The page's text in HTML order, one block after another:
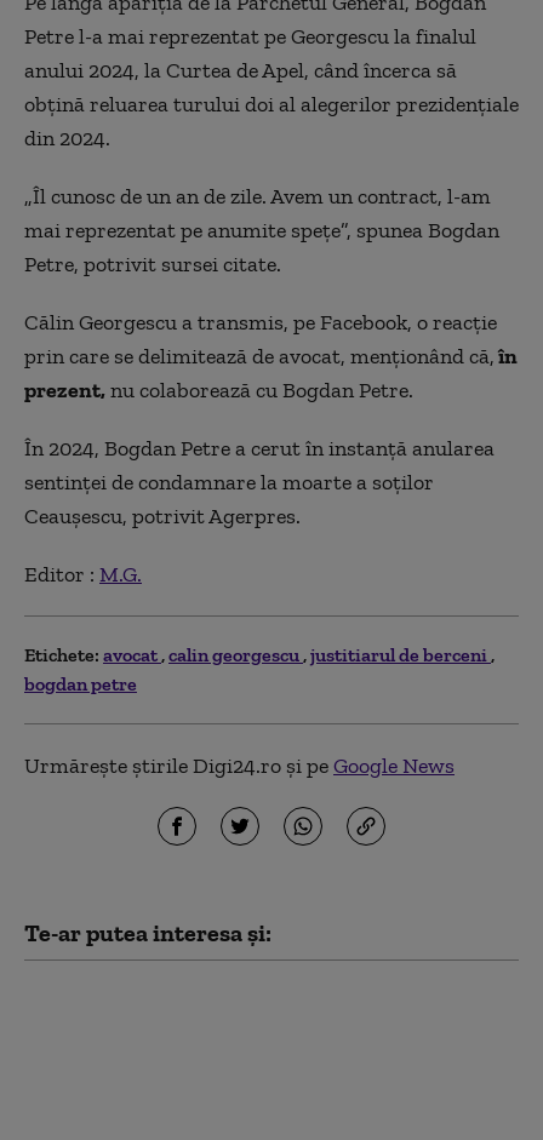
Petre l-a mai reprezentat pe Georgescu la finalul
anului 2024, la Curtea de Apel, când încerca să
obțină reluarea turului doi al alegerilor prezidențiale
din 2024.
„Îl cunosc de un an de zile. Avem un contract, l-am
mai reprezentat pe anumite speţe”, spunea Bogdan
Petre, potrivit sursei citate.
Călin Georgescu a transmis, pe Facebook, o reacție
prin care se delimitează de avocat, menționând că,în
prezent,nu colaborează cu Bogdan Petre.
În 2024, Bogdan Petre a cerut în instanță anularea
sentinței de condamnare la moarte a soților
Ceaușescu, potrivit Agerpres.
Editor : M.G.
Etichete: avocat calin georgescu justitiarul de berceni
bogdan petre
Urmărește știrile Digi24.ro și peGoogle News
Te-ar putea interesa și: